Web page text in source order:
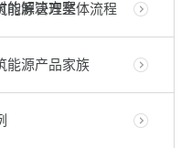
的解决方案
能源管理整体流程
能源产品家族